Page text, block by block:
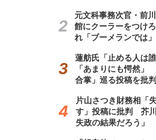
元文科事務次官・前
館にクーラーをつけ
れ「ブーメランでは」
蓮舫氏「止める人は
「あまりにも愕然
合掌」巡る投稿を批判
片山さつき財務相「
す」投稿に批判 芥
失政の結果だろう」